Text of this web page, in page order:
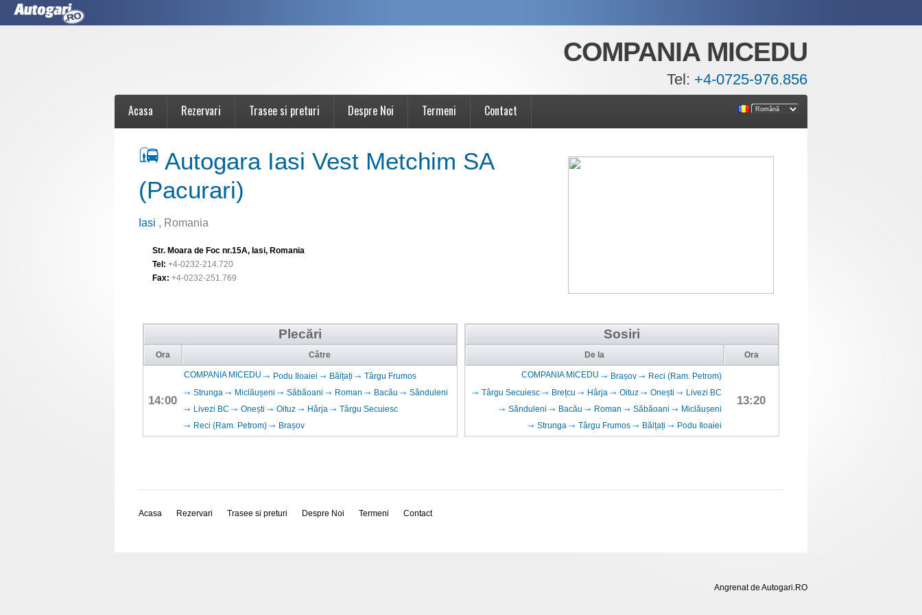
COMPANIA MICEDU
Tel: +4-0725-976.856
Acasa Rezervari Trasee si preturi Despre Noi Termeni Contact
Autogara Iasi Vest Metchim SA
(Pacurari)
Iasi , Romania
Str. Moara de Foc nr.15A, Iasi, Romania
Tel: +4-0232-214.720
Fax: +4-0232-251.769
Plecări
Ora Către
14:00
COMPANIA MICEDU Podu Iloaiei Bălțați
Târgu Frumos
Strunga
Miclăușeni Săbăoani Roman Bacău
Sănduleni
Livezi BC
Onești Oituz Hârja
Târgu Secuiesc
Reci (Ram. Petrom)
Brașov
Sosiri
De la Ora
COMPANIA MICEDU Brașov
Reci (Ram. Petrom)
Târgu Secuiesc
Brețcu Hârja Oituz Onești
Livezi BC
Sănduleni
Bacău Roman Săbăoani
Miclăușeni
Strunga
Târgu Frumos Bălțați Podu Iloaiei
13:20
Acasa Rezervari Trasee si preturi Despre Noi Termeni Contact
Angrenat de Autogari.RO